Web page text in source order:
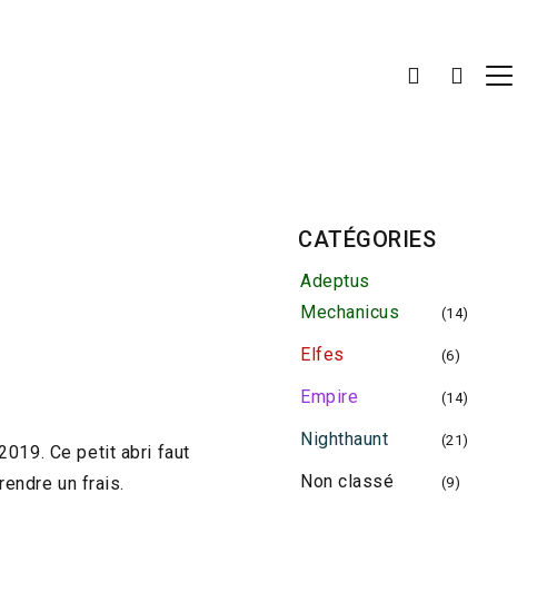
Ce petit abri faut
un frais.
CATÉGORIES
Adeptus
Mechanicus
(14)
Elfes (6)
Empire (14)
Nighthaunt (21)
Non classé (9)